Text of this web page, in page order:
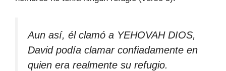
Aun así, él clamó a YEHOVAH DIOS,
David podía clamar confiadamente en
quien era realmente su refugio.